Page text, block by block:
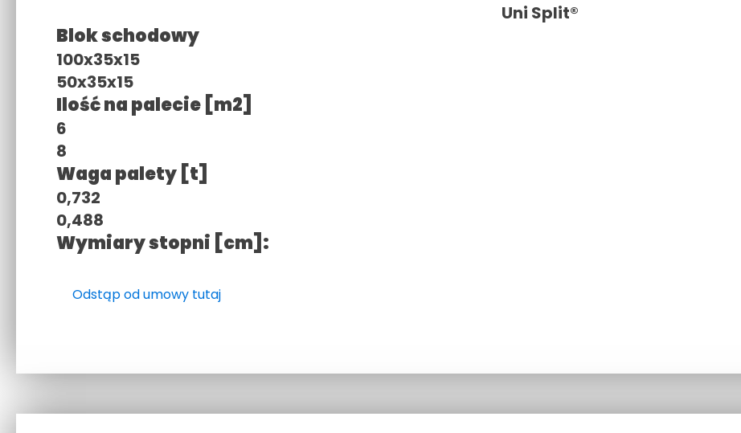
Uni Split®
Blok schodowy
100x35x15
50x35x15
Ilość na palecie [m2]
6
8
Waga palety [t]
0,732
0,488
Wymiary stopni [cm]:
Odstąp od umowy tutaj